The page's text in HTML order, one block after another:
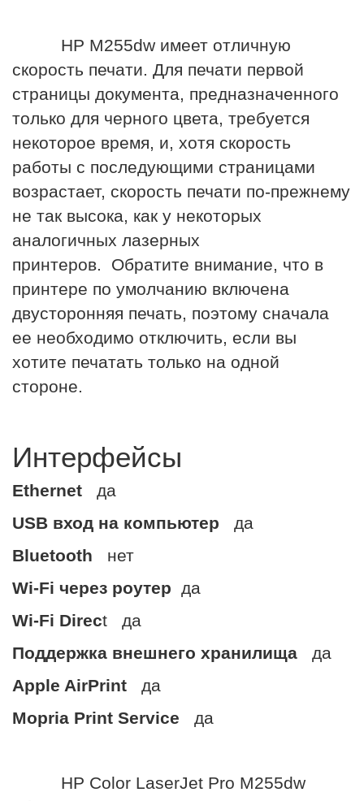
HP M255dw имеет отличную
скорость печати. Для печати первой
страницы документа, предназначенного
только для черного цвета, требуется
некоторое время, и, хотя скорость
работы с последующими страницами
возрастает, скорость печати по-прежнему
не так высока, как у некоторых
аналогичных лазерных
принтеров. Обратите внимание, что в
принтере по умолчанию включена
двусторонняя печать, поэтому сначала
ее необходимо отключить, если вы
хотите печатать только на одной
стороне.
Интерфейсы
Ethernet да
USB вход на компьютер
да
Bluetooth нет
Wi-Fi через роутер да
Wi-Fi Direct да
Поддержка внешнего хранилища да
Apple AirPrint да
Mopria Print Service да
HP Color LaserJet Pro M255dw